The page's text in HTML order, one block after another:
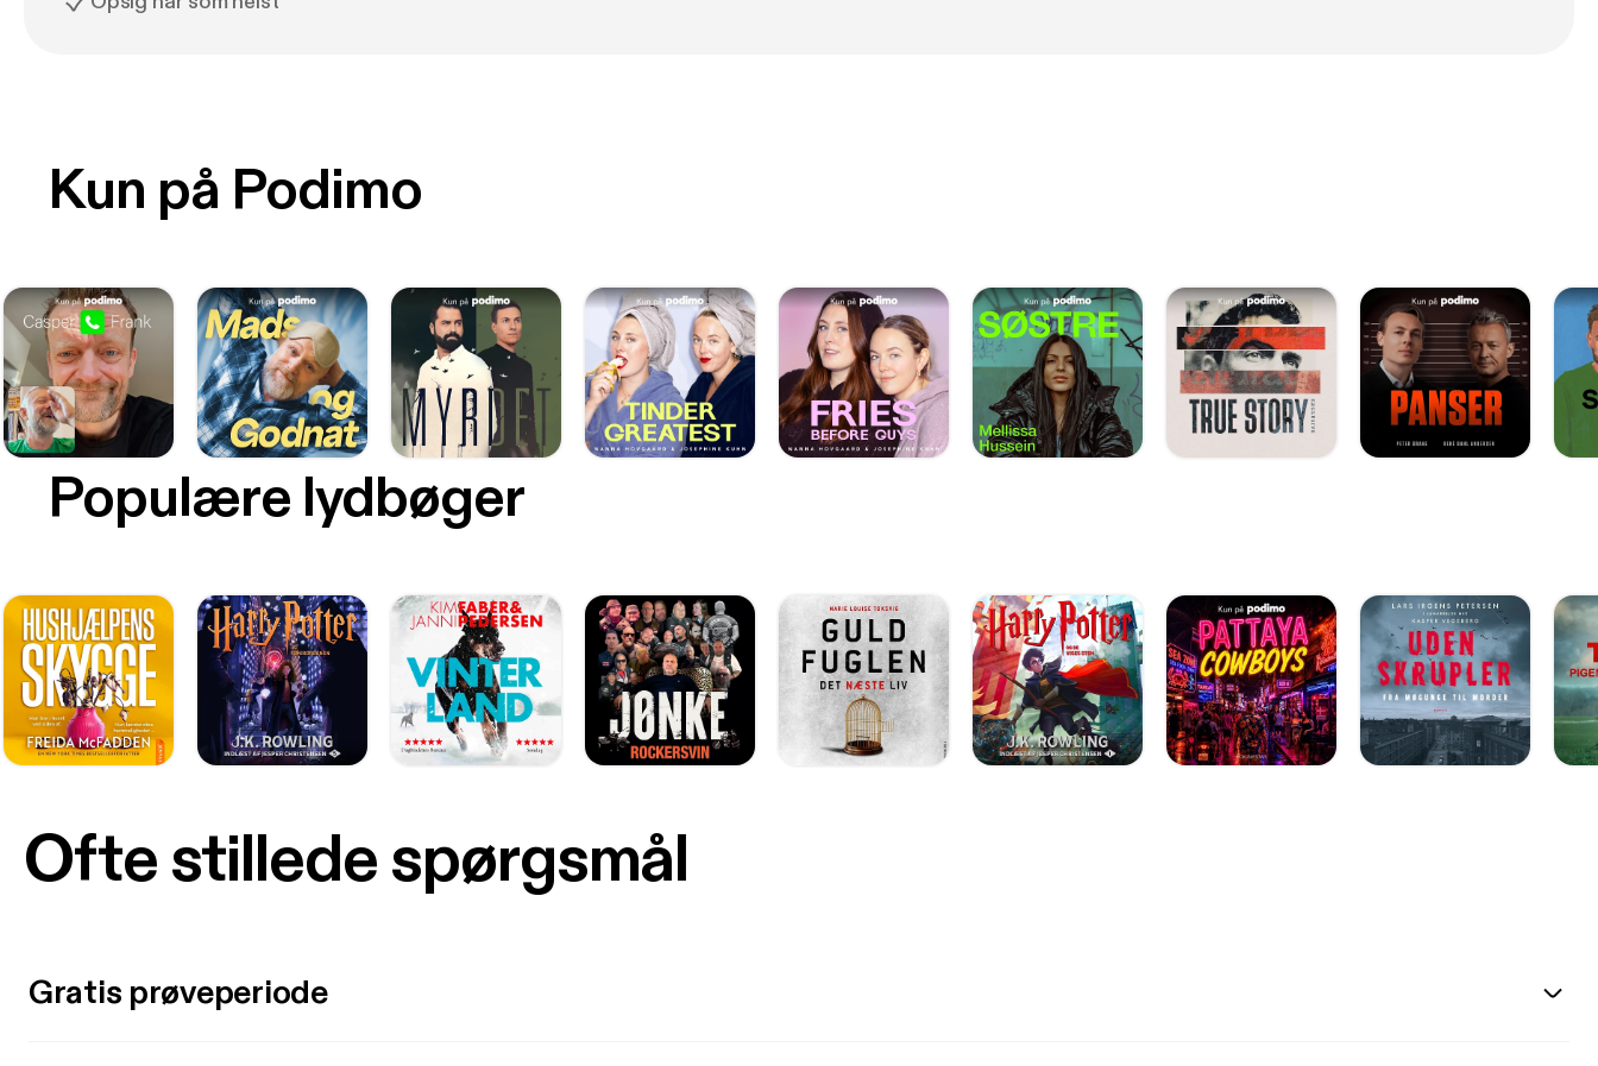
Kun på Podimo
Populære lydbøger
Ofte stillede spørgsmål
Gratis prøveperiode